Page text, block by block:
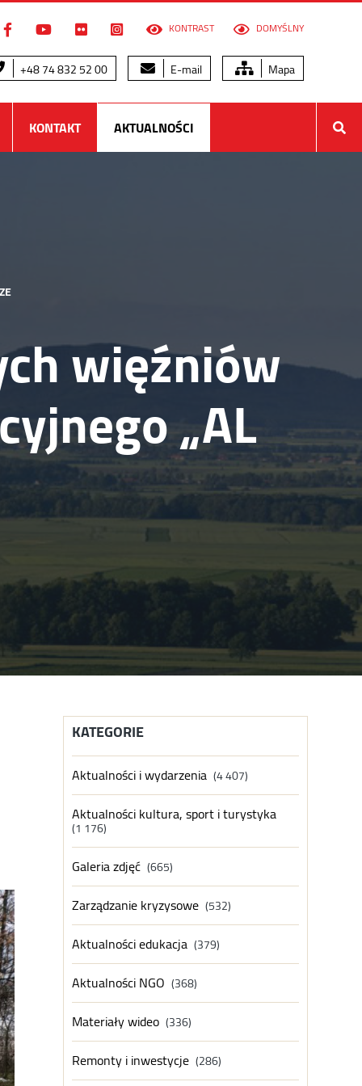
KONTRAST DOMYŚLNY
+48 74 832 52 00 E-mail Mapa
KONTAKT AKTUALNOŚCI
więźniów
„AL
KATEGORIE
Aktualności i wydarzenia (4 407)
Aktualności kultura, sport i turystyka
(1 176)
Galeria zdjęć (665)
Zarządzanie kryzysowe (532)
Aktualności edukacja (379)
Aktualności NGO (368)
Materiały wideo (336)
Remonty i inwestycje (286)